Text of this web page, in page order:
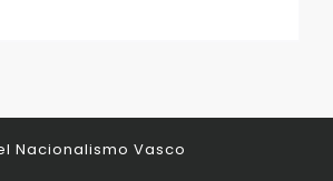
Nacionalismo Vasco